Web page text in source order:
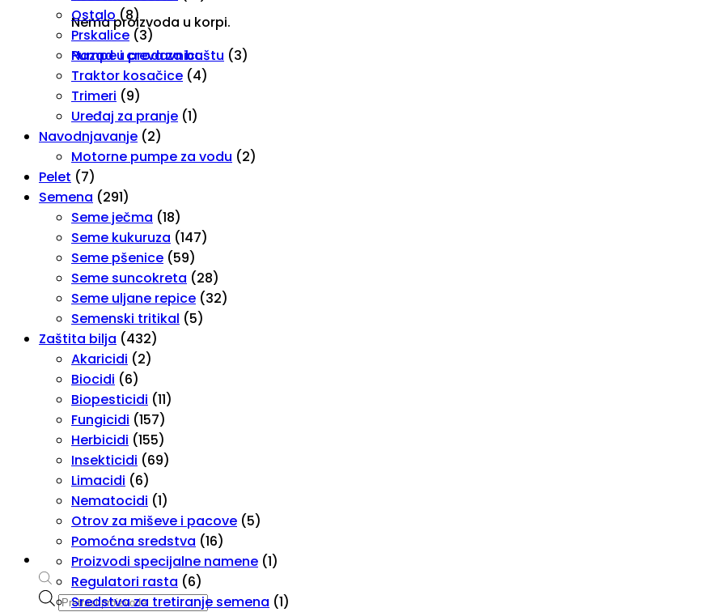
Nema proizvoda u korpi.
Nazad u prodavnicu
Products
Ostalo(8)
Prskalice (3)
Pumpe i creva za baštu (3)
Traktor kosačice (4)
Trimeri (9)
Uređaj za pranje (1)
Navodnjavanje (2)
Motorne pumpe za vodu (2)
Pelet (7)
Semena (291)
Seme ječma (18)
Seme kukuruza (147)
Seme pšenice (59)
Seme suncokreta (28)
Seme uljane repice (32)
Semenski tritikal (5)
Zaštita bilja (432)
Akaricidi (2)
Biocidi (6)
Biopesticidi (11)
Fungicidi (157)
Herbicidi (155)
Insekticidi (69)
Limacidi (6)
Nematocidi (1)
Otrov za miševe i pacove (5)
Pomoćna sredstva (16)
Proizvodi specijalne namene (1)
Regulatori rasta (6)
Sredstva za tretiranje semena (1)